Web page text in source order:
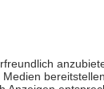
die besondere
Fahrkosten